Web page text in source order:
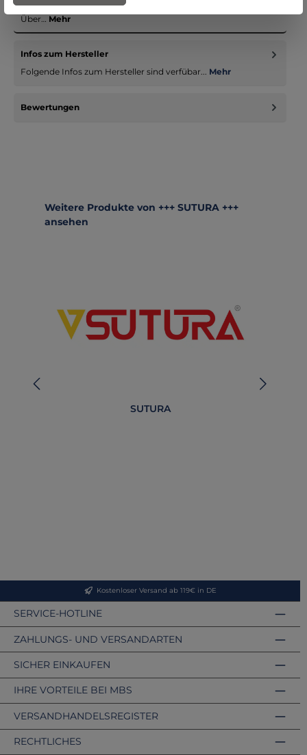
unseres Einsatzjacken Sortiments präsentieren! Perfekt als eine
Über… Mehr
Infos zum Hersteller
Folgende Infos zum Hersteller sind verfübar... Mehr
Bewertungen
Produktgalerie überspringen
Weitere Produkte von +++ SUTURA +++
ansehen
SUTURA
Kostenloser Versand ab 119€ in DE
SERVICE-HOTLINE
ZAHLUNGS- UND VERSANDARTEN
VERSANDHANDELSREGISTER
SICHER EINKAUFEN
IHRE VORTEILE BEI MBS
RECHTLICHES